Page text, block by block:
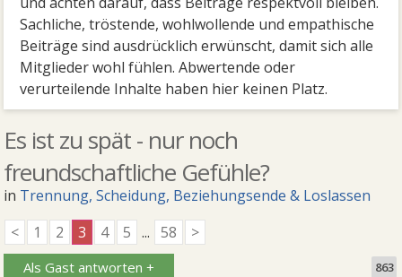
Sachliche, tröstende, wohlwollende und empathische
Beiträge sind ausdrücklich erwünscht, damit sich alle
Mitglieder wohl fühlen. Abwertende oder
verurteilende Inhalte haben hier keinen Platz.
Es ist zu spät - nur noch
freundschaftliche Gefühle?
in Trennung, Scheidung, Beziehungsende & Loslassen
<
1 2 3 4 5 ... 58 >
Als Gast antworten + 863